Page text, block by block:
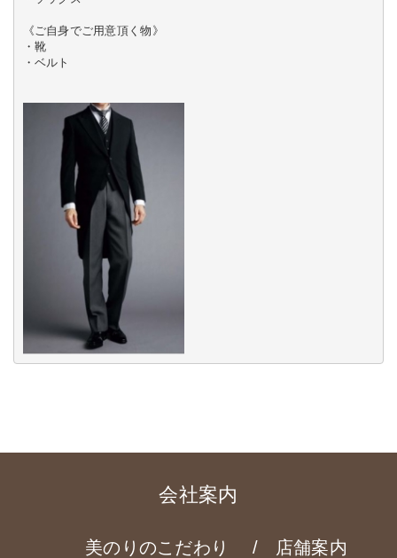
《ご自身でご用意頂く物》
・靴
・ベルト
会社案内
美のりのこだわり
店舗案内